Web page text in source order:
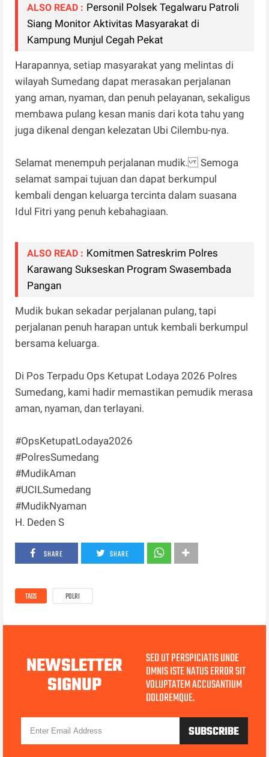
ALSO READ : Personil Polsek Tegalwaru Patroli
Siang Monitor Aktivitas Masyarakat di
Kampung Munjul Cegah Pekat
Harapannya, setiap masyarakat yang melintas di
wilayah Sumedang dapat merasakan perjalanan
yang aman, nyaman, dan penuh pelayanan, sekaligus
membawa pulang kesan manis dari kota tahu yang
juga dikenal dengan kelezatan Ubi Cilembu-nya.
Selamat menempuh perjalanan mudik. Semoga
selamat sampai tujuan dan dapat berkumpul
kembali dengan keluarga tercinta dalam suasana
Idul Fitri yang penuh kebahagiaan.
ALSO READ : Komitmen Satreskrim Polres
Karawang Sukseskan Program Swasembada
Pangan
Mudik bukan sekadar perjalanan pulang, tapi
perjalanan penuh harapan untuk kembali berkumpul
bersama keluarga.
Di Pos Terpadu Ops Ketupat Lodaya 2026 Polres
Sumedang, kami hadir memastikan pemudik merasa
aman, nyaman, dan terlayani.
#OpsKetupatLodaya2026
#PolresSumedang
#MudikAman
#UCILSumedang
#MudikNyaman
H. Deden S
SHARE SHARE
TAGS POLRI
NEWSLETTER
SIGNUP
SED UT PERSPICIATIS UNDE
OMNIS ISTE NATUS ERROR SIT
VOLUPTATEM ACCUSANTIUM
DOLOREMQUE.